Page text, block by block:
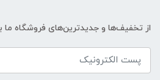
از تخفیف‌ها و جدیدترین‌های فروشگاه ما